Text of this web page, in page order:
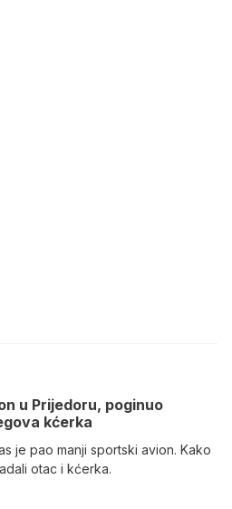
u Prijedoru, poginuo
kćerka
je pao manji sportski avion. Kako
otac i kćerka.